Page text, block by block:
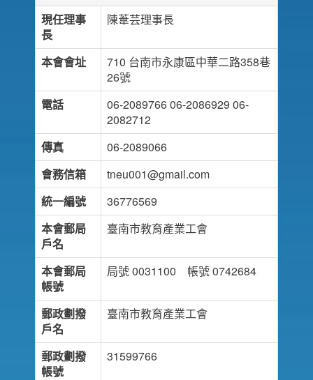
現任理事
長
陳葦芸理事長
本會會址
710 台南市永康區中華二路358巷
26號
電話
06-2089766 06-2086929 06-
2082712
傳真
06-2089066
會務信箱
tneu001@gmail.com
統一編號
36776569
本會郵局
戶名
臺南市教育產業工會
本會郵局
帳號
局號 0031100 帳號 0742684
郵政劃撥
戶名
臺南市教育產業工會
郵政劃撥
帳號
31599766